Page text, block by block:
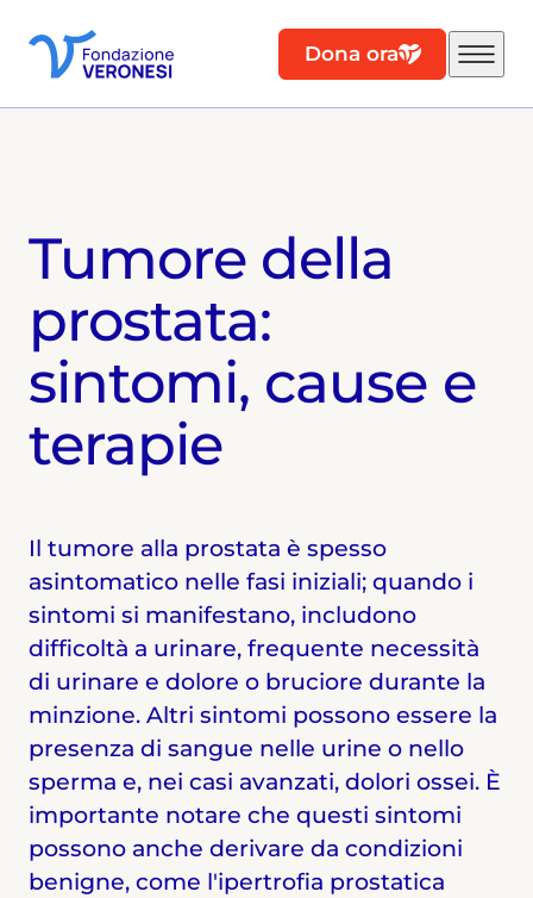
Dona ora
Tumore della
prostata:
sintomi, cause e
terapie
Il tumore alla prostata è spesso
asintomatico nelle fasi iniziali; quando i
sintomi si manifestano, includono
difficoltà a urinare, frequente necessità
di urinare e dolore o bruciore durante la
minzione. Altri sintomi possono essere la
presenza di sangue nelle urine o nello
sperma e, nei casi avanzati, dolori ossei. È
importante notare che questi sintomi
possono anche derivare da condizioni
benigne, come l'ipertrofia prostatica